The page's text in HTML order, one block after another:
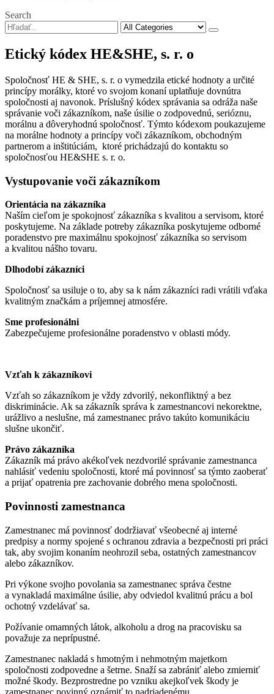
Search
Etický kódex HE&SHE, s. r. o
Spoločnosť HE & SHE, s. r. o vymedzila etické hodnoty a určité
princípy morálky, ktoré vo svojom konaní uplatňuje dovnútra
spoločnosti aj navonok. Príslušný kódex správania sa odráža naše
správanie voči zákazníkom, naše úsilie o zodpovednú, serióznu,
morálnu a dôveryhodnú spoločnosť. Týmto kódexom poukazujeme
na morálne hodnoty a princípy voči zákazníkom, obchodným
partnerom a inštitúciám, ktoré prichádzajú do kontaktu so
spoločnosťou HE&SHE s. r. o.
Vystupovanie voči zákazníkom
Orientácia na zákazníka
Naším cieľom je spokojnosť zákazníka s kvalitou a servisom, ktoré
poskytujeme. Na základe potreby zákazníka poskytujeme odborné
poradenstvo pre maximálnu spokojnosť zákazníka so servisom
a kvalitou nášho tovaru.
Dlhodobí zákazníci
Spoločnosť sa usiluje o to, aby sa k nám zákazníci radi vrátili vďaka
kvalitným značkám a príjemnej atmosfére.
Sme profesionálni
Zabezpečujeme profesionálne poradenstvo v oblasti módy.
Vzťah k zákazníkovi
Vzťah so zákazníkom je vždy zdvorilý, nekonfliktný a bez
diskriminácie. Ak sa zákazník správa k zamestnancovi nekorektne,
urážlivo a neslušne, má zamestnanec právo takúto komunikáciu
slušne ukončiť.
Právo zákazníka
Zákazník má právo akékoľvek nezdvorilé správanie zamestnanca
nahlásiť vedeniu spoločnosti, ktoré má povinnosť sa týmto zaoberať
a prijať opatrenia pre zachovanie dobrého mena spoločnosti.
Povinnosti zamestnanca
Zamestnanec má povinnosť dodržiavať všeobecné aj interné
predpisy a normy spojené s ochranou zdravia a bezpečnosti pri práci
tak, aby svojim konaním neohrozil seba, ostatných zamestnancov
alebo zákazníkov.
Pri výkone svojho povolania sa zamestnanec správa čestne
a vynakladá maximálne úsilie, aby odviedol kvalitnú prácu a bol
ochotný vzdelávať sa.
Požívanie omamných látok, alkoholu a drog na pracovisku sa
považuje za neprípustné.
Zamestnanec nakladá s hmotným i nehmotným majetkom
spoločnosti zodpovedne a šetrne. Snaží sa zabrániť alebo zmierniť
možné škody. Bezprostredne po vzniku akejkoľvek škody je
zamestnanec povinný oznámiť to nadriadenému.